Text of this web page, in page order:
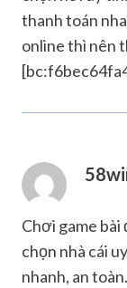
thanh toán
online thì nên
Chơi game
chọn nhà cái
nhanh, an